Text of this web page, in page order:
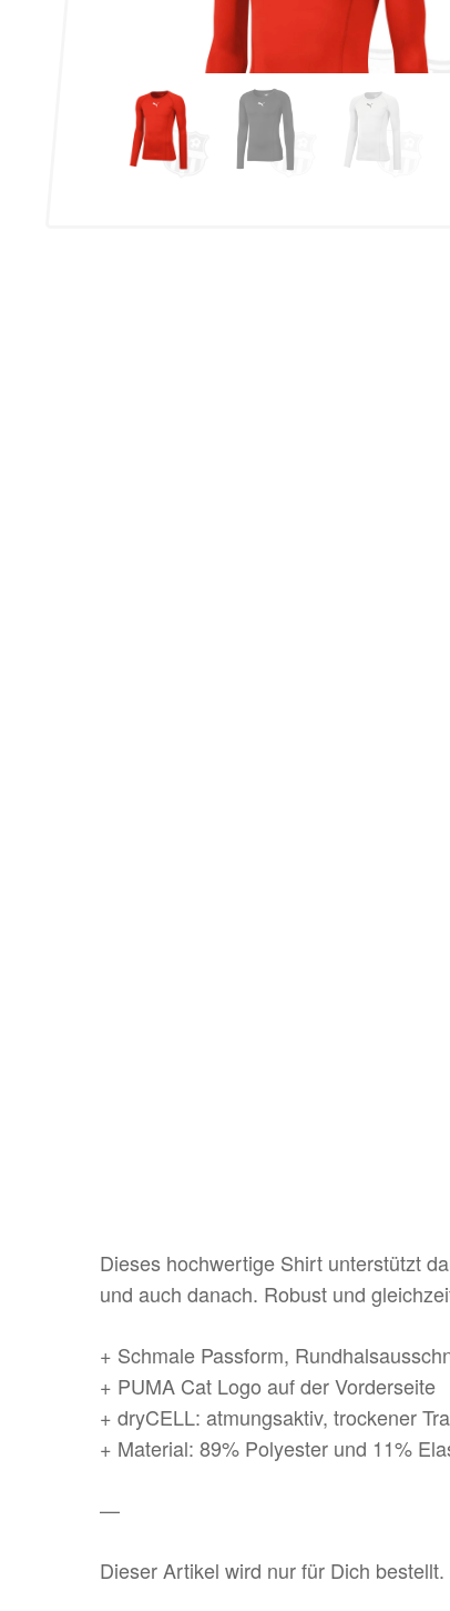
Dieses hochwertige Shirt unterstützt
und auch danach. Robust und
+ Schmale Passform,
+ PUMA Cat Logo auf der Vorderseite
+ dryCELL: atmungsaktiv, trockener
+ Material: 89% Polyester und 11%
—
Dieser Artikel wird nur für Dich